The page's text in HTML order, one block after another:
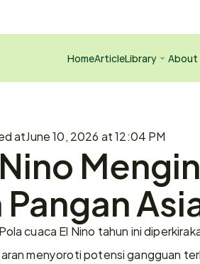
HomeArticleLibrary About
atJune 10, 2026 at 12:04 PM
cuaca El Nino tahun ini
menyoroti potensi gangguan